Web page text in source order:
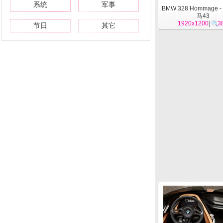
系统 军事
节日 其它
BMW 328 Hommage
马43
1920x1200